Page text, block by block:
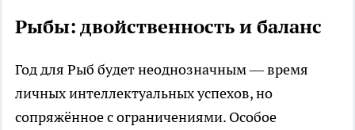
Рыбы: двойственность и баланс
Год для Рыб будет неоднозначным — время
личных интеллектуальных успехов, но
сопряжённое с ограничениями. Особое